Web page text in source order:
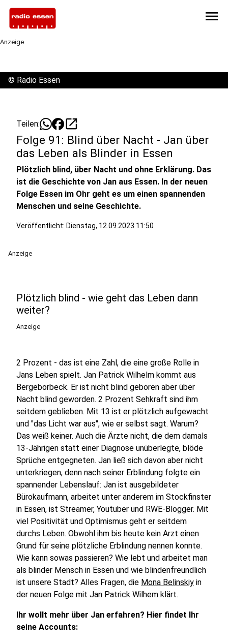
menu
Anzeige
© Radio Essen
Teilen: open_in_new
Folge 91: Blind über Nacht - Jan über
das Leben als Blinder in Essen
Plötzlich blind, über Nacht und ohne Erklärung. Das
ist die Geschichte von Jan aus Essen. In der neuen
Folge Essen im Ohr geht es um einen spannenden
Menschen und seine Geschichte.
Veröffentlicht: Dienstag, 12.09.2023 11:50
Anzeige
Plötzlich blind - wie geht das Leben dann
weiter?
Anzeige
2 Prozent - das ist eine Zahl, die eine große Rolle in
Jans Leben spielt. Jan Patrick Wilhelm kommt aus
Bergeborbeck. Er ist nicht blind geboren aber über
Nacht blind geworden. 2 Prozent Sehkraft sind ihm
seitdem geblieben. Mit 13 ist er plötzlich aufgewacht
und "das Licht war aus", wie er selbst sagt. Warum?
Das weiß keiner. Auch die Ärzte nicht, die dem damals
13-Jährigen statt einer Diagnose unüberlegte, blöde
Sprüche entgegneten. Jan ließ sich davon aber nicht
unterkriegen, denn nach seiner Erblindung folgte ein
spannender Lebenslauf: Jan ist ausgebildeter
Bürokaufmann, arbeitet unter anderem im Stockfinster
in Essen, ist Streamer, Youtuber und RWE-Blogger. Mit
viel Positivität und Optimismus geht er seitdem
durchs Leben. Obwohl ihm bis heute kein Arzt einen
Grund für seine plötzliche Erblindung nennen konnte.
Wie kann sowas passieren? Wie lebt und arbeitet man
als blinder Mensch in Essen und wie blindenfreundlich
ist unsere Stadt? Alles Fragen, die Mona Belinskiy in
der neuen Folge mit Jan Patrick Wilhem klärt.
Ihr wollt mehr über Jan erfahren? Hier findet Ihr
seine Accounts: